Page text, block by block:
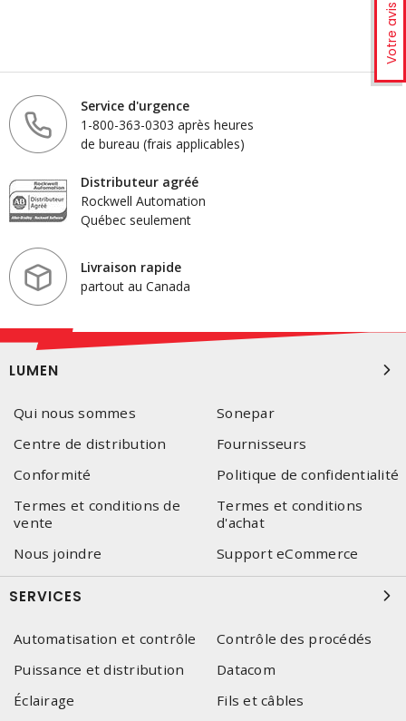
Votre avis
Service d'urgence
1-800-363-0303 après heures
de bureau (frais applicables)
Distributeur agréé
Rockwell Automation
Québec seulement
Livraison rapide
partout au Canada
LUMEN
Qui nous sommes
Sonepar
Centre de distribution
Fournisseurs
Conformité
Politique de confidentialité
Termes et conditions de
vente
Termes et conditions
d'achat
Nous joindre
Support eCommerce
SERVICES
Automatisation et contrôle
Contrôle des procédés
Puissance et distribution
Datacom
Éclairage
Fils et câbles